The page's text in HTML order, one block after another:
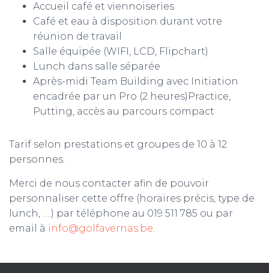
Accueil café et viennoiseries
Café et eau à disposition durant votre
réunion de travail
Salle équipée (WIFI, LCD, Flipchart)
Lunch dans salle séparée
Après-midi Team Building avec Initiation
encadrée par un Pro (2 heures)Practice,
Putting, accès au parcours compact
Tarif selon prestations et groupes de 10 à 12
personnes.
Merci de nous contacter afin de pouvoir
personnaliser cette offre (horaires précis, type de
lunch, ….) par téléphone au 019 511 785 ou par
email à info@golfavernas.be.